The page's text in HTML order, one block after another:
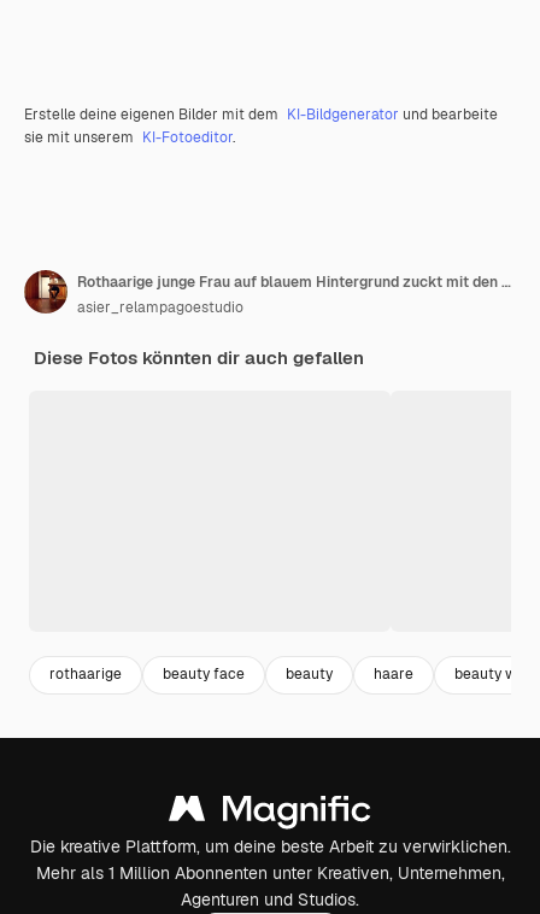
Erstelle deine eigenen Bilder mit dem KI-Bildgenerator und bearbeite
sie mit unserem KI-Fotoeditor.
Rothaarige junge Frau auf blauem Hintergrund zuckt mit den Schultern und öffnet verwirrt die Augen
asier_relampagoestudio
Diese Fotos könnten dir auch gefallen
rothaarige beauty face beauty haare beauty
Die kreative Plattform, um deine beste Arbeit zu verwirklichen.
Mehr als 1 Million Abonnenten unter Kreativen, Unternehmen,
Agenturen und Studios.